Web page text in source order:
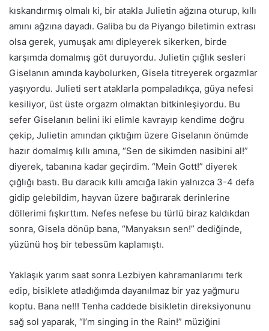
kıskandırmış olmalı ki, bir atakla Julietin ağzına oturup, kıllı
amını ağzına dayadı. Galiba bu da Piyango biletimin extrası
olsa gerek, yumuşak amı dipleyerek sikerken, birde
karşımda domalmış göt duruyordu. Julietin çığlık sesleri
Giselanın amında kaybolurken, Gisela titreyerek orgazmlar
yaşıyordu. Julieti sert ataklarla pompaladıkça, güya nefesi
kesiliyor, üst üste orgazm olmaktan bitkinleşiyordu. Bu
sefer Giselanın belini iki elimle kavrayıp kendime doğru
çekip, Julietin amından çıktığım üzere Giselanın önümde
hazır domalmış kıllı amına, “Sen de sikimden nasibini al!”
diyerek, tabanına kadar geçirdim. “Mein Gott!” diyerek
çığlığı bastı. Bu daracık kıllı amcığa lakin yalnızca 3-4 defa
gidip gelebildim, hayvan üzere bağırarak derinlerine
döllerimi fışkırttım. Nefes nefese bu türlü biraz kaldıkdan
sonra, Gisela dönüp bana, “Manyaksın sen!” dediğinde,
yüzünü hoş bir tebessüm kaplamıştı.
Yaklaşık yarım saat sonra Lezbiyen kahramanlarımı terk
edip, bisiklete atladığımda dayanılmaz bir yaz yağmuru
koptu. Bana ne!!! Tenha caddede bisikletin direksiyonunu
sağ sol yaparak, “I’m singing in the Rain!” müziğini